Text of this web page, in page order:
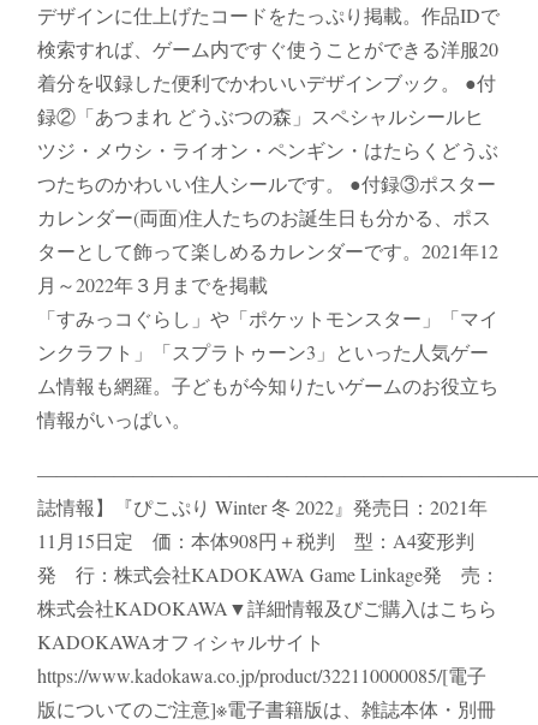
デザインに仕上げたコードをたっぷり掲載。作品IDで
検索すれば、ゲーム内ですぐ使うことができる洋服20
着分を収録した便利でかわいいデザインブック。 ●付
録②「あつまれ どうぶつの森」スペシャルシールヒ
ツジ・メウシ・ライオン・ペンギン・はたらくどうぶ
つたちのかわいい住人シールです。 ●付録③ポスター
カレンダー(両面)住人たちのお誕生日も分かる、ポス
ターとして飾って楽しめるカレンダーです。2021年12
月～2022年３月までを掲載
「すみっコぐらし」や「ポケットモンスター」「マイ
ンクラフト」「スプラトゥーン3」といった人気ゲー
ム情報も網羅。子どもが今知りたいゲームのお役立ち
情報がいっぱい。
誌情報】『ぴこぷり Winter 冬 2022』発売日：2021年
11月15日定 価：本体908円＋税判 型：A4変形判
発 行：株式会社KADOKAWA Game Linkage発 売：
株式会社KADOKAWA▼詳細情報及びご購入はこちら
KADOKAWAオフィシャルサイト
https://www.kadokawa.co.jp/product/322110000085/[電子
版についてのご注意]※電子書籍版は、雑誌本体・別冊